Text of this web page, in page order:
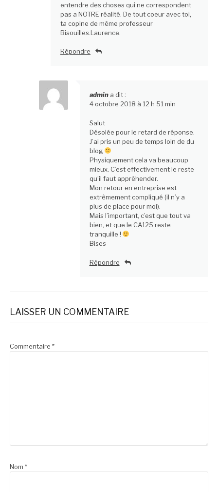
entendre des choses qui ne correspondent
pas a NOTRE réalité. De tout coeur avec toi,
ta copine de même professeur
Bisouilles.Laurence.
Répondre
admin a dit :
4 octobre 2018 à 12 h 51 min
Salut
Désolée pour le retard de réponse.
J’ai pris un peu de temps loin de du
blog
Physiquement cela va beaucoup
mieux. C’est effectivement le reste
qu’il faut appréhender.
Mon retour en entreprise est
extrêmement compliqué (il n’y a
plus de place pour moi).
Mais l’important, c’est que tout va
bien, et que le CA125 reste
tranquille !
Bises
Répondre
LAISSER UN COMMENTAIRE
Commentaire *
Nom *